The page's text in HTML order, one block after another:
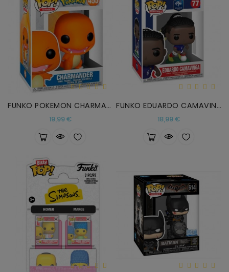
FUNKO POKEMON CHARMANDER
19,99 €Precio
FUNKO EDUARDO CAMAVINGA FRANCIA
18,99 €Precio